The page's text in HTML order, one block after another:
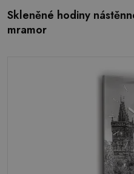
Skleněné hodiny
mramor